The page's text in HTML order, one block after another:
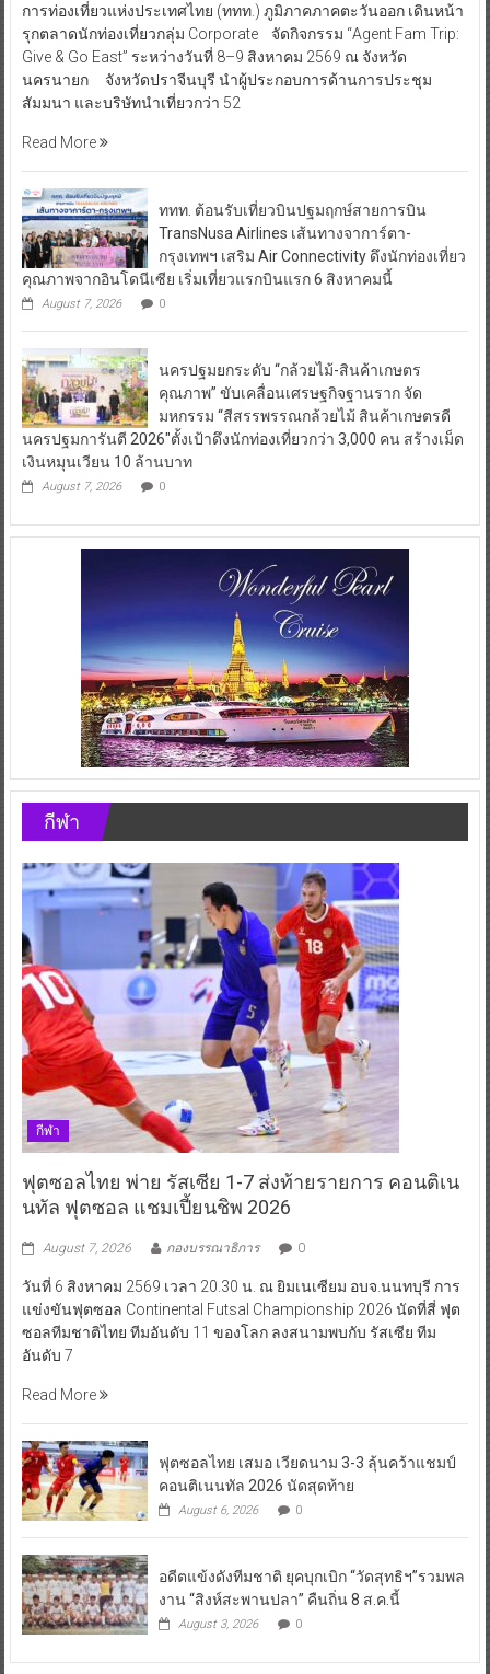
การท่องเที่ยวแห่งประเทศไทย (ททท.) ภูมิภาคภาคตะวันออก เดินหน้า
รุกตลาดนักท่องเที่ยวกลุ่ม Corporate จัดกิจกรรม “Agent Fam Trip:
Give & Go East” ระหว่างวันที่ 8–9 สิงหาคม 2569 ณ จังหวัด
นครนายก จังหวัดปราจีนบุรี นำผู้ประกอบการด้านการประชุม
สัมมนา และบริษัทนำเที่ยวกว่า 52
Read More
ททท. ต้อนรับเที่ยวบินปฐมฤกษ์สายการบิน
TransNusa Airlines เส้นทางจาการ์ตา-
กรุงเทพฯ เสริม Air Connectivity ดึงนักท่องเที่ยว
คุณภาพจากอินโดนีเซีย เริ่มเที่ยวแรกบินแรก 6 สิงหาคมนี้
August 7, 2026 0
นครปฐมยกระดับ “กล้วยไม้-สินค้าเกษตร
คุณภาพ” ขับเคลื่อนเศรษฐกิจฐานราก จัด
มหกรรม “สีสรรพรรณกล้วยไม้ สินค้าเกษตรดี
นครปฐมการันตี 2026″ตั้งเป้าดึงนักท่องเที่ยวกว่า 3,000 คน สร้างเม็ด
เงินหมุนเวียน 10 ล้านบาท
August 7, 2026 0
กีฬา
กีฬา
ฟุตซอลไทย พ่าย รัสเซีย 1-7 ส่งท้ายรายการ คอนติเน
นทัล ฟุตซอล แชมเปี้ยนชิพ 2026
August 7, 2026 กองบรรณาธิการ 0
วันที่ 6 สิงหาคม 2569 เวลา 20.30 น. ณ ยิมเนเซียม อบจ.นนทบุรี การ
แข่งขันฟุตซอล Continental Futsal Championship 2026 นัดที่สี่ ฟุต
ซอลทีมชาติไทย ทีมอันดับ 11 ของโลก ลงสนามพบกับ รัสเซีย ทีม
อันดับ 7
Read More
ฟุตซอลไทย เสมอ เวียดนาม 3-3 ลุ้นคว้าแชมป์
คอนติเนนทัล 2026 นัดสุดท้าย
August 6, 2026 0
อดีตแข้งดังทีมชาติ ยุคบุกเบิก “วัดสุทธิฯ”รวมพล
งาน “สิงห์สะพานปลา” คืนถิ่น 8 ส.ค.นี้
August 3, 2026 0